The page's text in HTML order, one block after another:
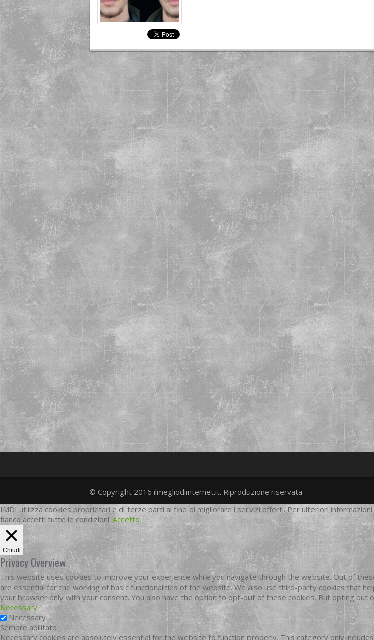
twittergoogleplus
facebook
© Copyright 2016 ilmegliodiinternet.it. Riproduzione riservata.
IMDI utilizza cookies proprietari e di terze parti al fine di migliorare i servizi offerti. Per ulteriori
fianco accetti tutte le condizioni. Accetto
Chiudi
Privacy Overview
This website uses cookies to improve your experience while you navigate through the website. Out of
are essential for the working of basic functionalities of the website. We also use third-party cookies that
your browser only with your consent. You also have the option to opt-out of these cookies. But opting
Necessary
Necessary
Sempre abilitato
Necessary cookies are absolutely essential for the website to function properly. This category only